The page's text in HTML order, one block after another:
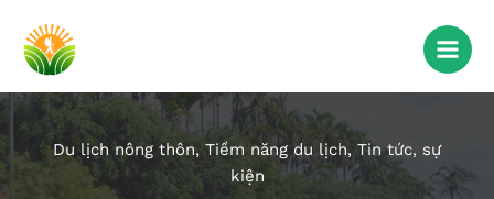
Du lịch nông thôn, Tiềm năng du lịch, Tin tức, sự
kiện